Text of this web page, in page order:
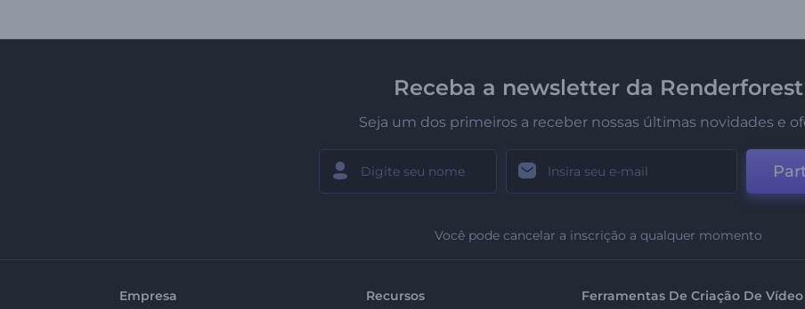
Receba a newsletter da Renderforest
Seja um dos primeiros a receber nossas últimas novidades e
Você pode cancelar a inscrição a qualquer momento
Empresa Recursos Ferramentas De Criação De Vídeo